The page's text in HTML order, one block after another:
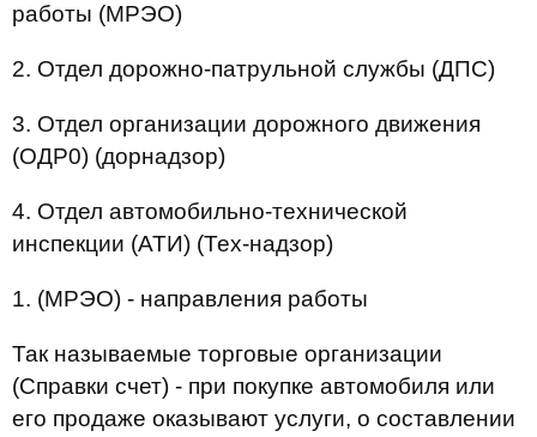
работы (МРЭО)
2. Отдел дорожно-патрульной службы (ДПС)
3. Отдел организации дорожного движения
(ОДР0) (дорнадзор)
4. Отдел автомобильно-технической
инспекции (АТИ) (Тех-надзор)
1. (МРЭО) - направления работы
Так называемые торговые организации
(Справки счет) - при покупке автомобиля или
его продаже оказывают услуги, о составлении